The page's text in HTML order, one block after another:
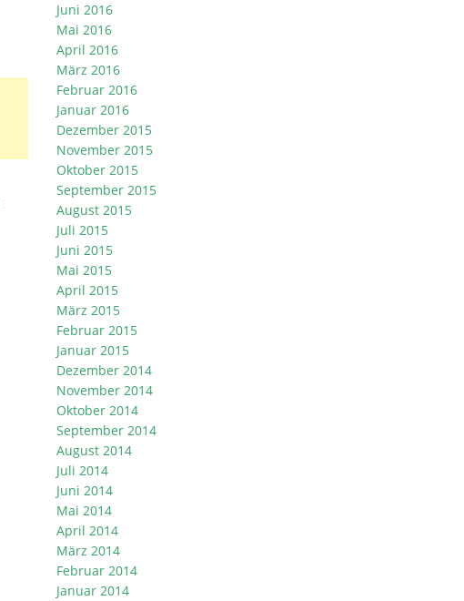
Juni 2016
Mai 2016
April 2016
März 2016
Februar 2016
Januar 2016
Dezember 2015
November 2015
Oktober 2015
September 2015
August 2015
Juli 2015
Juni 2015
Mai 2015
April 2015
März 2015
Februar 2015
Januar 2015
Dezember 2014
November 2014
Oktober 2014
September 2014
August 2014
Juli 2014
Juni 2014
Mai 2014
April 2014
März 2014
Februar 2014
Januar 2014